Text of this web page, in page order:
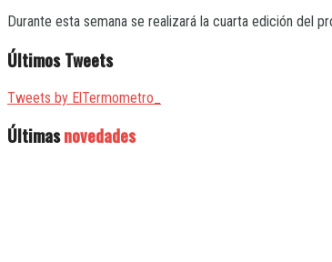
Durante esta semana se realizará la cuarta edición del
Últimos Tweets
Tweets by ElTermometro_
Últimasnovedades